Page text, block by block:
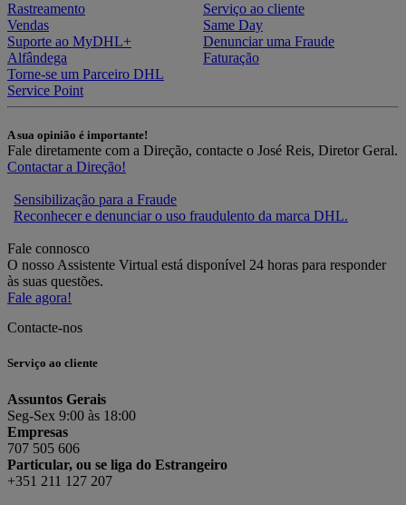
Rastreamento
Serviço ao cliente
Vendas
Same Day
Suporte ao MyDHL+
Denunciar uma Fraude
Alfândega
Faturação
Torne-se um Parceiro DHL
Service Point
A sua opinião é importante!
Fale diretamente com a Direção, contacte o José Reis, Diretor Geral.
Contactar a Direção!
Sensibilização para a Fraude
Reconhecer e denunciar o uso fraudulento da marca DHL.
Fale connosco
O nosso Assistente Virtual está disponível 24 horas para responder
às suas questões.
Fale agora!
Contacte-nos
Serviço ao cliente
Assuntos Gerais
Seg-Sex 9:00 às 18:00
Empresas
707 505 606
Particular, ou se liga do Estrangeiro
+351 211 127 207